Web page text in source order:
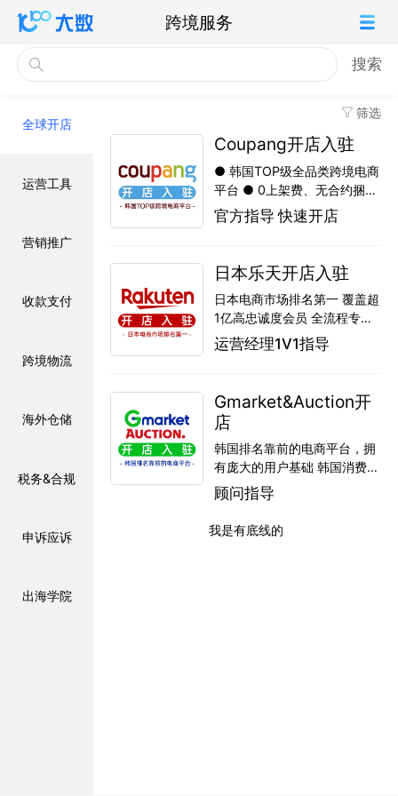
跨境服务
搜索
全球开店
运营工具
营销推广
收款支付
跨境物流
海外仓储
税务&合规
申诉应诉
出海学院
筛选
Coupang开店入驻
● 韩国TOP级全品类跨境电商
平台 ● 0上架费、无合约捆
绑、入驻无负担 ● 全程辅导
资料审核，提升通过率 ● 多
● 降低合规错误风险，快速开
店
官方指导 快速开店
日本乐天开店入驻
日本电商市场排名第一 覆盖超
1亿高忠诚度会员 全流程专业
代入驻服务 多类目覆盖：时
尚、数码、家居、食品等 高效
运营经理1V1指导
Gmarket&Auction开
店
韩国排名靠前的电商平台，拥
有庞大的用户基础 韩国消费者
购买力强，注重品质和品牌，
客单价高 通过首页推荐、促销
活动等，为商家提供高曝光机
会
顾问指导
我是有底线的